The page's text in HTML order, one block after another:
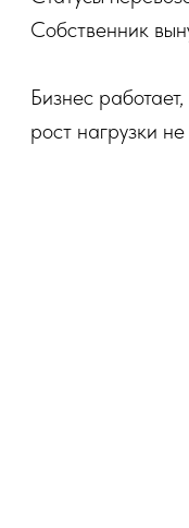
Собственник
Бизнес
рост нагрузки